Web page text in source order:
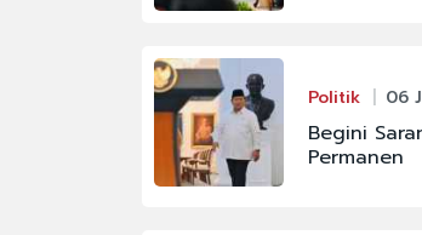
Politik 06
Begini
Permanen